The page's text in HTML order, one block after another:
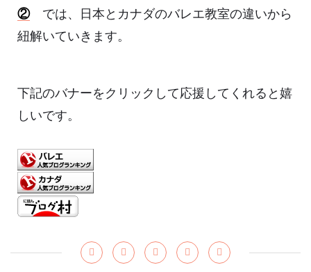
②
では、日本とカナダのバレエ教室の違いから
紐解いていきます。
下記のバナーをクリックして応援してくれると嬉
しいです。